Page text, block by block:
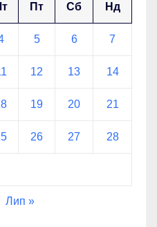
Пт Сб Нд
5 6 7
12 13 14
19 20 21
26 27 28
Лип »